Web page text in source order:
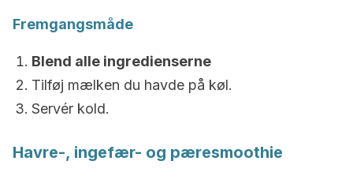
Fremgangsmåde
Blend alle ingredienserne
Tilføj mælken du havde på køl.
Servér kold.
Havre-, ingefær- og pæresmoothie